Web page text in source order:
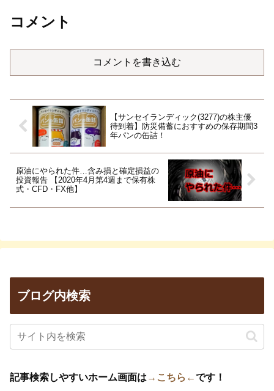
コメント
コメントを書き込む
【サンセイランディック(3277)の株主優
待到着】防災備蓄におすすめの保存期間3
年パンの缶詰！
原油にやられた件…含み損と確定損益の
投資報告 【2020年4月第4週まで保有株
式・CFD・FX他】
ブログ内検索
記事検索しやすいホーム画面は →こちら←です！